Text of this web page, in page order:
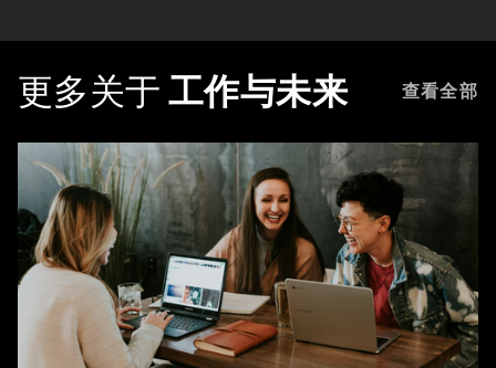
更多关于 工作与未来 查看全部